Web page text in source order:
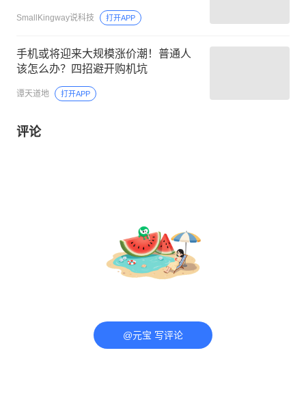
SmallKingway说科技 打开APP
手机或将迎来大规模涨价潮！普通人
该怎么办？四招避开购机坑
谭天道地 打开APP
评论
@元宝 写评论